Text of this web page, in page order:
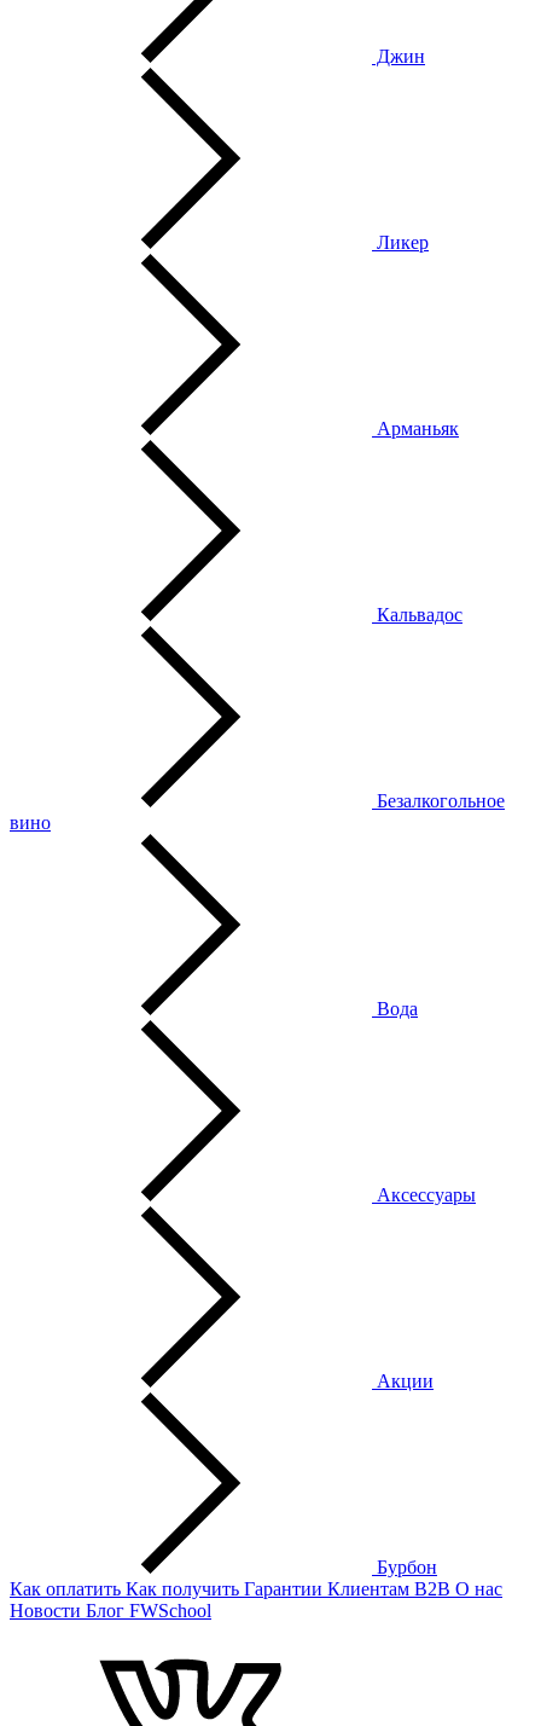
Джин
Ликер
Арманьяк
Кальвадос
Безалкогольное
вино
Вода
Аксессуары
Акции
Бурбон
Как оплатить Как получить Гарантии Клиентам B2B О нас
Новости Блог FWSchool